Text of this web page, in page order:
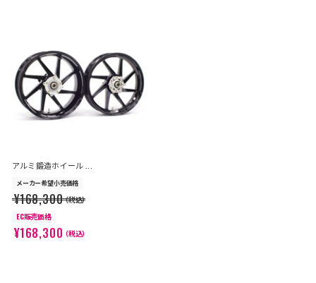
アルミ鍛造ホイール ...
メーカー希望小売価格
¥168,300（税込）
EC販売価格
¥168,300（税込）